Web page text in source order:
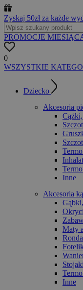
Zyskaj 50zł za każde
PROMOCJE
0
WSZYSTKIE
Dziecko
Akcesoria
Inne
Akcesoria
Maty
Inne